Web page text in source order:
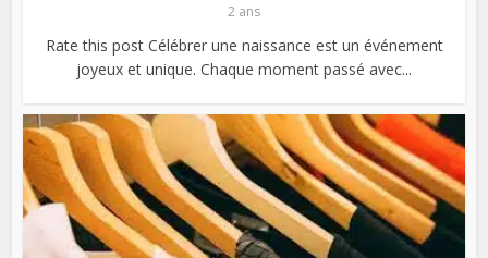
2 ans
Rate this post Célébrer une naissance est un événement
joyeux et unique. Chaque moment passé avec...